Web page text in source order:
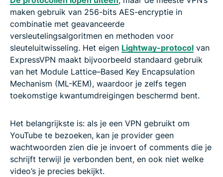
maken gebruik van 256-bits AES-encryptie in
combinatie met geavanceerde
versleutelingsalgoritmen en methoden voor
sleuteluitwisseling. Het eigen Lightway-protocol van
ExpressVPN maakt bijvoorbeeld standaard gebruik
van het Module Lattice–Based Key Encapsulation
Mechanism (ML-KEM), waardoor je zelfs tegen
toekomstige kwantumdreigingen beschermd bent.
Het belangrijkste is: als je een VPN gebruikt om
YouTube te bezoeken, kan je provider geen
wachtwoorden zien die je invoert of comments die je
schrijft terwijl je verbonden bent, en ook niet welke
video’s je precies bekijkt.